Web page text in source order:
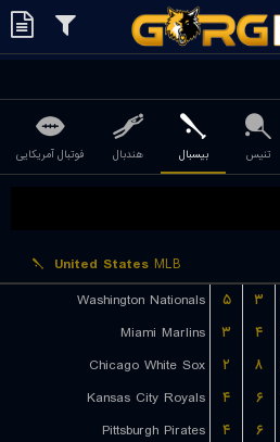
تنیس بیسبال هندبال فوتبال آمریکایی
United States MLB
Washington Nationals
۵ ۳
Miami Marlins
۳ ۴
Chicago White Sox
۲ ۸
Kansas City Royals
۴ ۶
Pittsburgh Pirates
۴ ۶